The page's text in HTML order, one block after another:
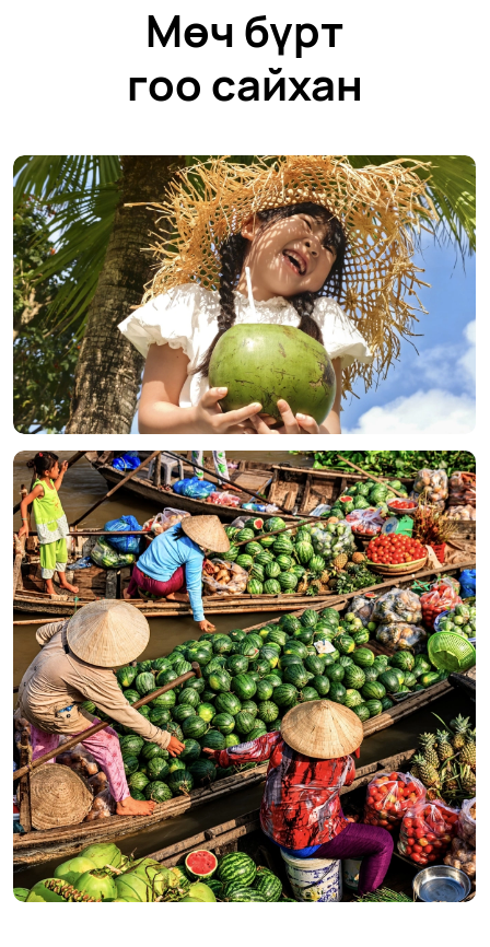
Мөч бүрт
гоо сайхан